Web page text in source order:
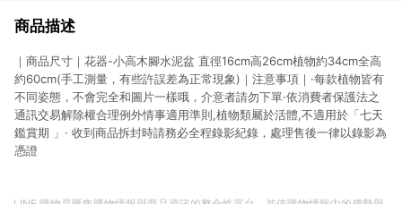
商品描述
｜商品尺寸｜花器-小高木腳水泥盆 直徑16cm高26cm植物約34cm全高
約60cm(手工測量，有些許誤差為正常現象)｜注意事項｜·每款植物皆有
不同姿態，不會完全和圖片一樣哦，介意者請勿下單·依消費者保護法之
通訊交易解除權合理例外情事適用準則,植物類屬於活體,不適用於「七天
鑑賞期 」· 收到商品拆封時請務必全程錄影紀錄，處理售後一律以錄影為
憑證